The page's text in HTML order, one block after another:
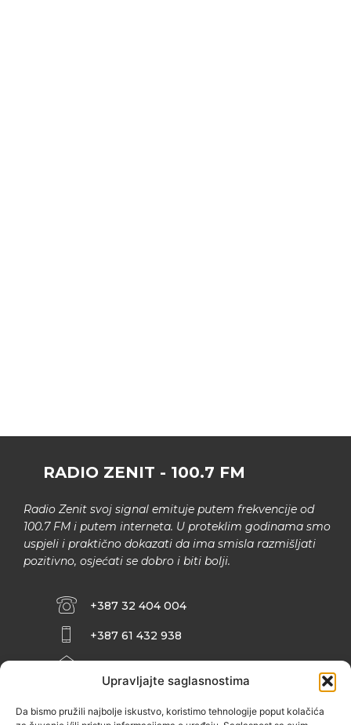
Upravljajte saglasnostima
Da bismo pružili najbolje iskustvo, koristimo tehnologije poput kolačića
RADIO ZENIT - 100.7 FM
Radio Zenit svoj signal emituje putem frekvencije od
100.7 FM i putem interneta. U proteklim godinama smo
uspjeli i praktično dokazati da ima smisla razmišljati
pozitivno, osjećati se dobro i biti bolji.
+387 32 404 004
+387 61 432 938
INFO@ZENIT.BA
ZENIČANKA, 3. SPRAT), 72000 ZENICA